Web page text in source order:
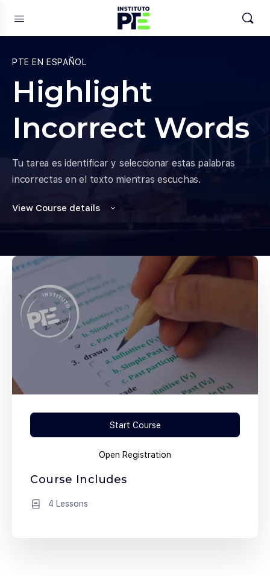
PTE EN ESPAÑOL
Highlight
Incorrect Words
Tu tarea es identificar y seleccionar estas palabras
incorrectas en el texto mientras escuchas.
View Course details
Start Course
Open Registration
Course Includes
4 Lessons